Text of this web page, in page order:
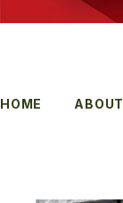
HOME ABOUT